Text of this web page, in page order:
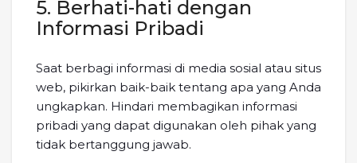
5. Berhati-hati dengan
Informasi Pribadi
Saat berbagi informasi di media sosial atau situs
web, pikirkan baik-baik tentang apa yang Anda
ungkapkan. Hindari membagikan informasi
pribadi yang dapat digunakan oleh pihak yang
tidak bertanggung jawab.